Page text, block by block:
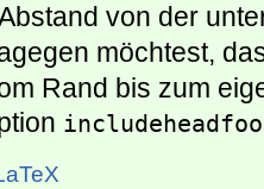
von der
möchtest,
Rand bis zum